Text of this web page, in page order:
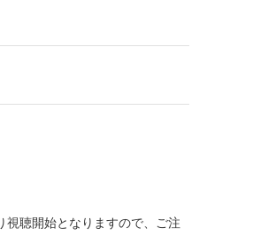
聴開始となりますので、ご注